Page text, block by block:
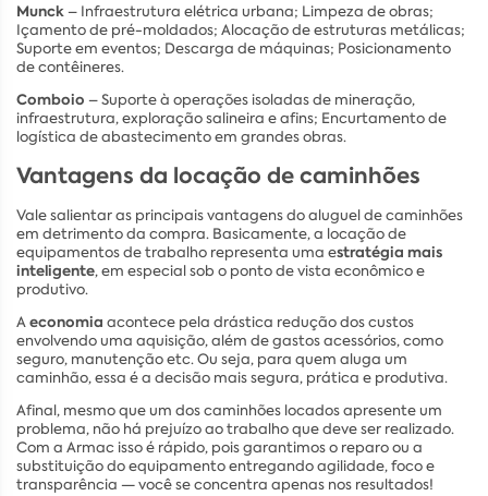
Munck– Infraestrutura elétrica urbana; Limpeza de obras;
Içamento de pré-moldados; Alocação de estruturas metálicas;
Suporte em eventos; Descarga de máquinas; Posicionamento
de contêineres.
Comboio – Suporte à operações isoladas de mineração,
infraestrutura, exploração salineira e afins; Encurtamento de
logística de abastecimento em grandes obras.
Vantagens da locação de caminhões
Vale salientar as principais vantagens do aluguel de caminhões
em detrimento da compra. Basicamente, a locação de
equipamentos de trabalho representa uma estratégia mais
inteligente, em especial sob o ponto de vista econômico e
produtivo.
Aeconomia acontece pela drástica redução dos custos
envolvendo uma aquisição, além de gastos acessórios, como
seguro, manutenção etc. Ou seja, para quem aluga um
caminhão, essa é a decisão mais segura, prática e produtiva.
Afinal, mesmo que um dos caminhões locados apresente um
problema, não há prejuízo ao trabalho que deve ser realizado.
Com a Armac isso é rápido, pois garantimos o reparo ou a
substituição do equipamento entregando agilidade, foco e
transparência — você se concentra apenas nos resultados!